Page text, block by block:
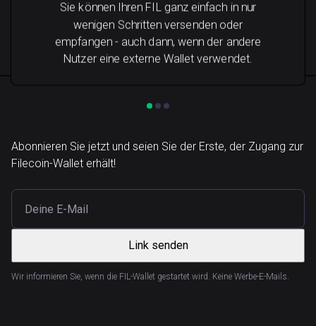
Sie können Ihren FIL ganz einfach in nur
wenigen Schritten versenden oder
empfangen - auch dann, wenn der andere
Nutzer eine externe Wallet verwendet.
Abonnieren Sie jetzt und seien Sie der Erste, der Zugang zur
Filecoin-Wallet erhält!
Link senden
Wir informieren Sie, wenn die FIL-Wallet gestartet wird. Keine Werbe-E-Mails.